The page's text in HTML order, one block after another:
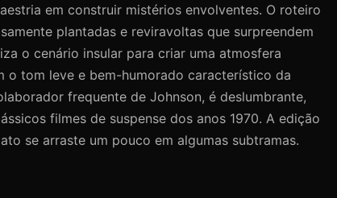
em construir mistérios envolventes. O roteiro
plantadas e reviravoltas que surpreendem
o cenário insular para criar uma atmosfera
o tom leve e bem-humorado característico da
frequente de Johnson, é deslumbrante,
filmes de suspense dos anos 1970. A edição
se arraste um pouco em algumas subtramas.